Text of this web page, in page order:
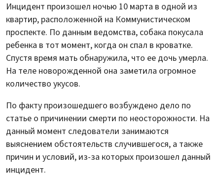
Инцидент произошел ночью 10 марта в одной из
квартир, расположенной на Коммунистическом
проспекте. По данным ведомства, собака покусала
ребенка в тот момент, когда он спал в кроватке.
Спустя время мать обнаружила, что ее дочь умерла.
На теле новорожденной она заметила огромное
количество укусов.
По факту произошедшего возбуждено дело по
статье о причинении смерти по неосторожности. На
данный момент следователи занимаются
выяснением обстоятельств случившегося, а также
причин и условий, из-за которых произошел данный
инцидент.